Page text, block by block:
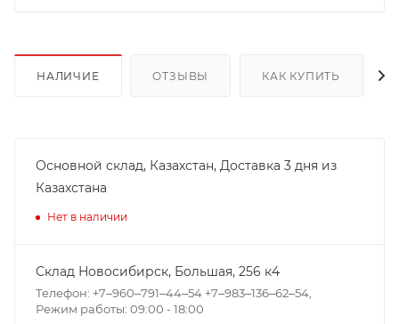
НАЛИЧИЕ ОТЗЫВЫ КАК КУПИТЬ
Основной склад, Казахстан, Доставка 3 дня из
Казахстана
Нет в наличии
Склад Новосибирск, ​Большая, 256 к4
Телефон: +7‒960‒791‒44‒54 +7‒983‒136‒62‒54,
Режим работы: 09:00 - 18:00